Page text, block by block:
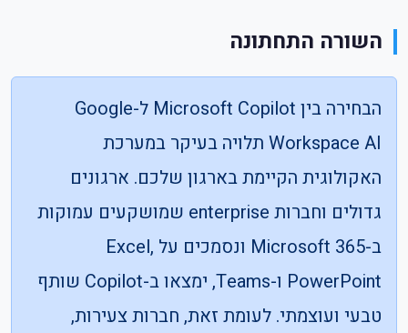
השורה התחתונה
הבחירה בין Microsoft Copilot ל-Google
Workspace AI תלויה בעיקר במערכת
האקולוגית הקיימת בארגון שלכם. ארגונים
גדולים וחברות enterprise שמושקעים עמוקות
ב-Microsoft 365 ונסמכים על Excel,
PowerPoint ו-Teams, ימצאו ב-Copilot שותף
טבעי ועוצמתי. לעומת זאת, חברות צעירות,